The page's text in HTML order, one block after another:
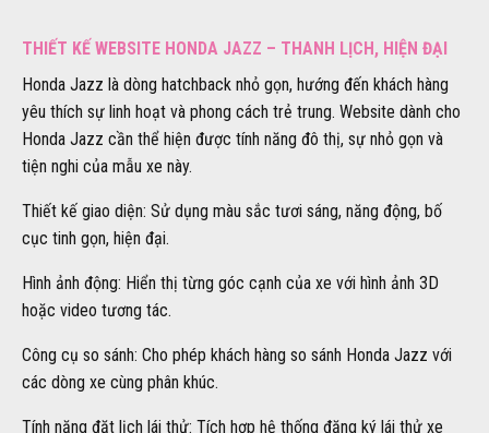
THIẾT KẾ WEBSITE HONDA JAZZ – THANH LỊCH, HIỆN ĐẠI
Honda Jazz là dòng hatchback nhỏ gọn, hướng đến khách hàng
yêu thích sự linh hoạt và phong cách trẻ trung. Website dành cho
Honda Jazz cần thể hiện được tính năng đô thị, sự nhỏ gọn và
tiện nghi của mẫu xe này.
Thiết kế giao diện: Sử dụng màu sắc tươi sáng, năng động, bố
cục tinh gọn, hiện đại.
Hình ảnh động: Hiển thị từng góc cạnh của xe với hình ảnh 3D
hoặc video tương tác.
Công cụ so sánh: Cho phép khách hàng so sánh Honda Jazz với
các dòng xe cùng phân khúc.
Tính năng đặt lịch lái thử: Tích hợp hệ thống đăng ký lái thử xe